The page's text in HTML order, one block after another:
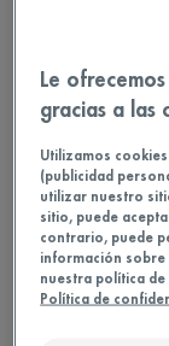
Los brotes
Afectan a 1
3 meses,
manifiestan
blancos y
Le
gracias a las
Utilizamos
(publicidad
utilizar nuestro
sitio, puede
contrario, puede
información
nuestra política
Política de